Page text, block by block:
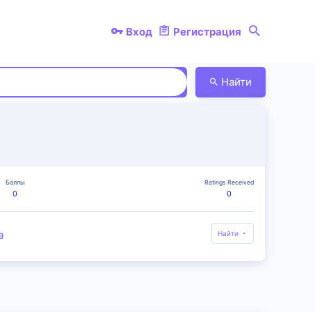
Вход Регистрация
Найти
Баллы
0
Ratings Received
0
Найти